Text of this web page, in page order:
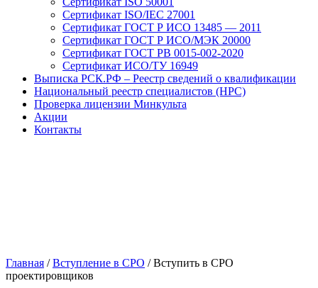
Сертификат ISO/IEC 27001
Сертификат ГОСТ Р ИСО 13485 — 2011
Сертификат ГОСТ Р ИСО/МЭК 20000
Сертификат ГОСТ РВ 0015-002-2020
Сертификат ИСО/ТУ 16949
Выписка РСК.РФ – Реестр сведений о квалификации
Национальный реестр специалистов (НРС)
Проверка лицензии Минкульта
Акции
Контакты
Главная /Вступление в СРО /Вступить в СРО
проектировщиков